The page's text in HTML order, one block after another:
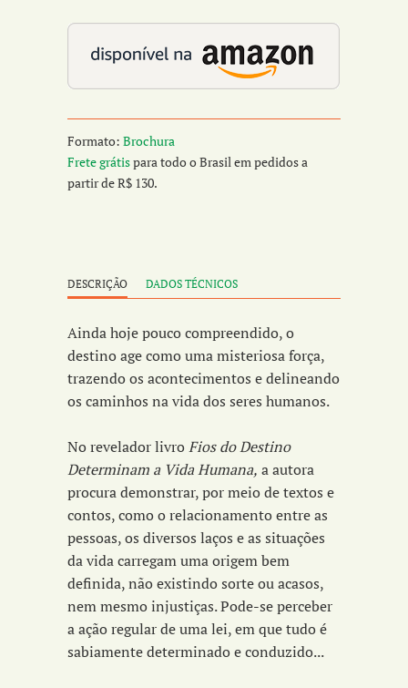
Formato: Brochura
Frete grátispara todo o Brasil em pedidos a
partir de R$ 130.
DESCRIÇÃO DADOS TÉCNICOS
Ainda hoje pouco compreendido, o
destino age como uma misteriosa força,
trazendo os acontecimentos e delineando
os caminhos na vida dos seres humanos.
No revelador livroFios do Destino
Determinam a Vida Humana, a autora
procura demonstrar, por meio de textos e
contos, como o relacionamento entre as
pessoas, os diversos laços e as situações
da vida carregam uma origem bem
definida, não existindo sorte ou acasos,
nem mesmo injustiças. Pode-se perceber
a ação regular de uma lei, em que tudo é
sabiamente determinado e conduzido...